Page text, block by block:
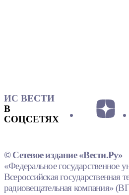
ИС ВЕСТИ
В
СОЦСЕТЯХ
© Сетевое издание «Вести.Ру»
«Федеральное государственное
Всероссийская государственная
радиовещательная компания»